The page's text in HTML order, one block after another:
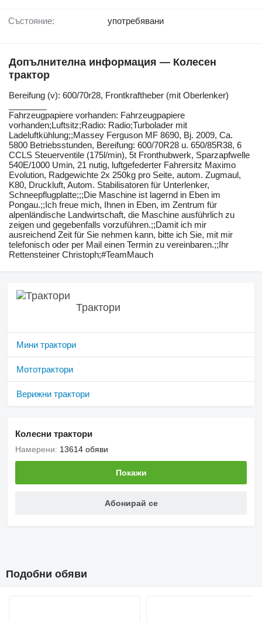
Състояние: употребявани
Допълнителна информация — Колесен
трактор
Bereifung ​​​​​​​​​‌‌​​​​‌​​​​​​​​​‌‌‌​‌​‌​​​​​​​​​‌‌‌​‌​​​​​​​​​​​‌‌​‌‌‌‌​​​​​​​​​‌‌​‌‌​​​​​​​​​​​‌‌​‌​​‌​​​​​​​​​‌‌​‌‌‌​​​​​​​​​​‌‌​​‌​‌(v): 600/70r28, Frontkraftheber (mit Oberlenker)
Fahrzeugpapiere vorhanden: Fahrzeugpapiere
vorhanden;Luftsitz;Radio: Radio;Turbolader mit
Ladeluftkühlung;;Massey Ferguson MF 8690, Bj. 2009, Ca.
5800 Betriebsstunden, Bereifung: 600/70R28 u. 650/85R38, 6
CCLS Steuerventile (175l/min), 5t Fronthubwerk, Sparzapfwelle
540E/1000 Umin, 21 nutig, luftgefederter Fahrersitz Maximo
Evolution, Radgewichte 2x 250kg pro Seite, autom. Zugmaul,
K80, Druckluft, Autom. Stabilisatoren für Unterlenker,
Schneepflugplatte;;;Die Maschine ist lagernd in Eben im
Pongau.;;Ich freue mich, Ihnen in Eben, im Zentrum für
alpenländische Landwirtschaft, die Maschine ausführlich zu
zeigen und gegebenfalls vorzuführen.;;Damit ich mir
ausreichend Zeit für Sie nehmen kann, bitte ich Sie, mit mir
telefonisch oder per Mail einen Termin zu vereinbaren.;;Ihr
Rettensteiner Christoph;#TeamMauch
Трактори
Мини трактори
Мототрактори
Верижни трактори
Колесни трактори
Намерени: 13614 обяви
Покажи
Абонирай се
Подобни обяви